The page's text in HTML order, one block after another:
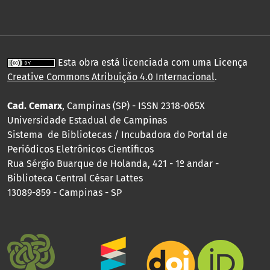
Esta obra está licenciada com uma Licença
Creative Commons Atribuição 4.0 Internacional.
Cad. Cemarx, Campinas (SP) - ISSN 2318-065X
Universidade Estadual de Campinas
Sistema de Bibliotecas / Incubadora do Portal de
Periódicos Eletrônicos Científicos
Rua Sérgio Buarque de Holanda, 421 - 1º andar -
Biblioteca Central César Lattes
13089-859 - Campinas - SP